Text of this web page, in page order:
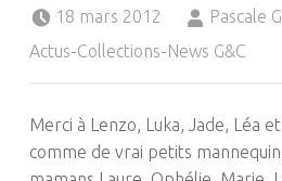
18 mars 2012
Pascale
Actus-Collections-News G&C
Merci à Lenzo, Luka, Jade, Léa
comme de vrai petits